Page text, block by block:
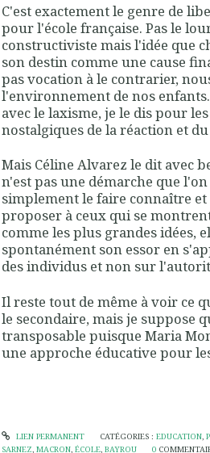
C'est exactement le genre de
pour l'école française. Pas le
constructiviste mais l'idée que
son destin comme une cause
pas vocation à le contrarier,
l'environnement de nos
avec le laxisme, je le dis pour
nostalgiques de la réaction et
Mais Céline Alvarez le dit avec
n'est pas une démarche que
simplement le faire connaître et
proposer à ceux qui se
comme les plus grandes idées,
spontanément son essor en
des individus et non sur
Il reste tout de même à voir ce
le secondaire, mais je suppose
transposable puisque Maria
une approche éducative pour
LIEN PERMANENT CATÉGORIES : EDUCATION,
SARNEZ, MACRON, ÉCOLE, BAYROU 0